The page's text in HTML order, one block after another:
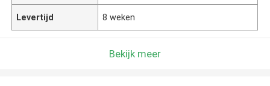
Levertijd 8 weken
Bekijk meer